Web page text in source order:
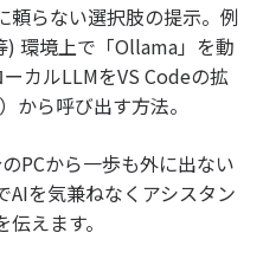
頼らない選択肢の提示。例
環境上で「Ollama」を動
カルLLMをVS Codeの拡
から呼び出す方法。
PCから一歩も外に出ない
AIを気兼ねなくアシスタン
えます。